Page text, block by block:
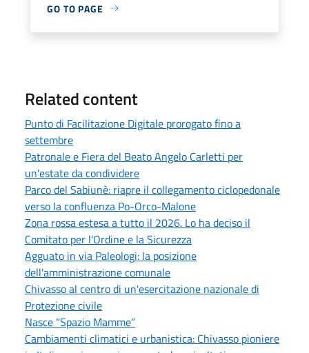
GO TO PAGE
Related content
Punto di Facilitazione Digitale prorogato fino a
settembre
Patronale e Fiera del Beato Angelo Carletti per
un'estate da condividere
Parco del Sabiunè: riapre il collegamento ciclopedonale
verso la confluenza Po-Orco-Malone
Zona rossa estesa a tutto il 2026. Lo ha deciso il
Comitato per l'Ordine e la Sicurezza
Agguato in via Paleologi: la posizione
dell'amministrazione comunale
Chivasso al centro di un'esercitazione nazionale di
Protezione civile
Nasce “Spazio Mamme”
Cambiamenti climatici e urbanistica: Chivasso pioniere